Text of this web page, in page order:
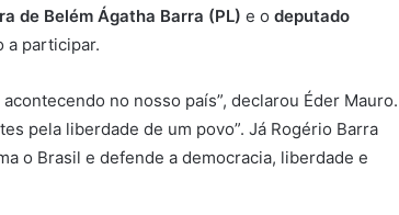
de Belém Ágatha Barra (PL) e o deputado
a participar.
no nosso país”, declarou Éder Mauro.
pela liberdade de um povo”. Já Rogério Barra
o Brasil e defende a democracia, liberdade e